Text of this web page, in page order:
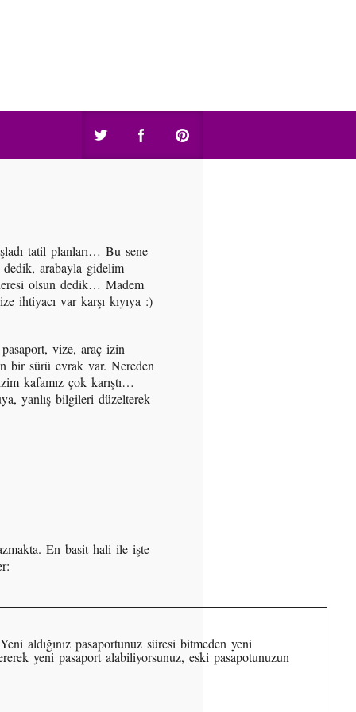
tatil planları… Bu sene
dedik, arabayla gidelim
olsun dedik… Madem
ihtiyacı var karşı kıyıya :)
vize, araç izin
bir sürü evrak var. Nereden
kafamız çok karıştı…
yanlış bilgileri düzelterek
En basit hali ile işte
aldığınız pasaportunuz süresi bitmeden yeni
yeni pasaport alabiliyorsunuz, eski pasapotunuzun